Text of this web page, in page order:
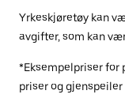
Yrkeskjøretøy kan
avgifter, som kan
*Eksempelpriser for
priser og